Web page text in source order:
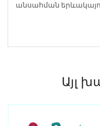
անսահման
Այլ